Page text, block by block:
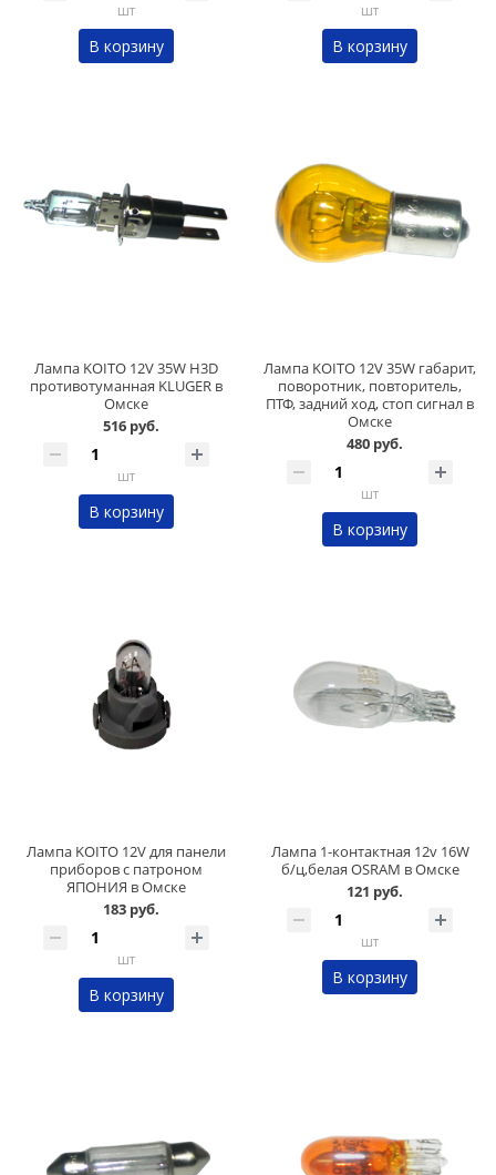
шт
В корзину
шт
В корзину
Лампа KOITO 12V 35W H3D
противотуманная KLUGER в
Омске
516 руб.
шт
В корзину
Лампа KOITO 12V 35W габарит,
поворотник, повторитель,
ПТФ, задний ход, стоп сигнал в
Омске
480 руб.
шт
В корзину
Лампа KOITO 12V для панели
приборов с патроном
ЯПОНИЯ в Омске
183 руб.
шт
В корзину
Лампа 1-контактная 12v 16W
б/ц,белая OSRAM в Омске
121 руб.
шт
В корзину